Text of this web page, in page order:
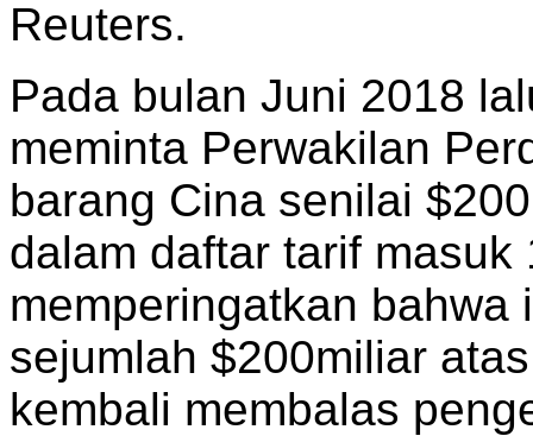
Reuters.
Pada bulan Juni 2018
meminta Perwakilan
barang Cina senilai
dalam daftar tarif
memperingatkan
sejumlah $200miliar
kembali membalas